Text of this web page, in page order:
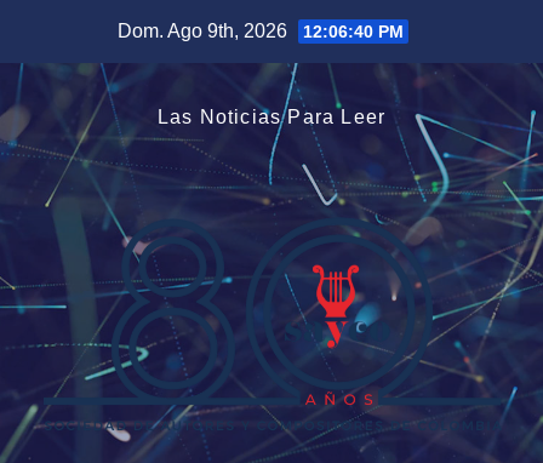
contenido
Dom. Ago 9th, 2026 12:06:41 PM
Las Noticias Para Leer